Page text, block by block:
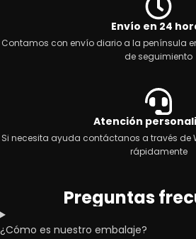
Envío en 24
Contamos con envío diario a la península
de seguimiento
Atención
Si necesita ayuda contáctanos a través de
rápidamente
Preguntas
¿Cómo es nuestro embalaje?